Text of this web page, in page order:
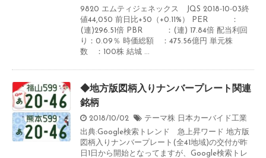
9820 エムティジェネックス JQS 2018-10-03終
値44,050 前日比+50（+0.11%） PER ：
(連)296.51倍 PBR ：(連) 17.84倍 配当利回
り：0.09％ 時価総額 ：475.56億円 単元株
数 ：100株 結城 ...
◆地方版図柄入りナンバープレート関連
銘柄
2018/10/02 テーマ株 日本カーバイド工業
出典:Google検索トレンド 急上昇ワード 地方版
図柄入りナンバープレート(全41地域)の交付が昨
日1日から開始となってますが、Google検索トレ